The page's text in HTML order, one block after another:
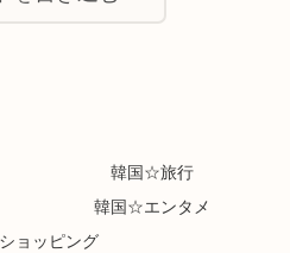
韓国☆旅行
韓国☆エンタメ
ョッピング